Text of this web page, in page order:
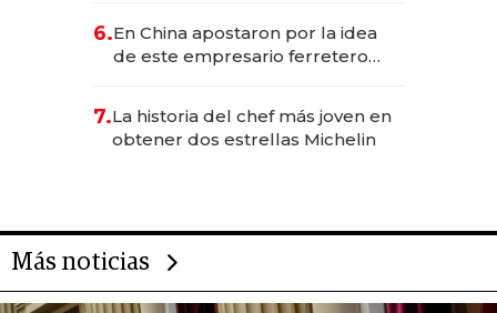
6.En China apostaron por la idea
de este empresario ferretero
7.La historia del chef más joven en
obtener dos estrellas Michelin
Más noticias